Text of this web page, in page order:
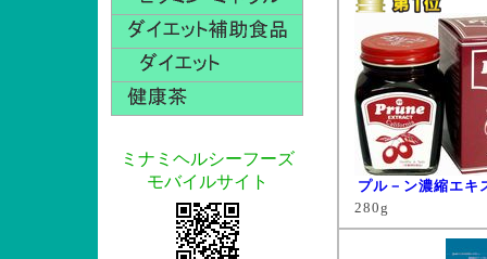
ミナミヘルシーフーズ
モバイルサイト
プル－ン濃縮エキ
280g